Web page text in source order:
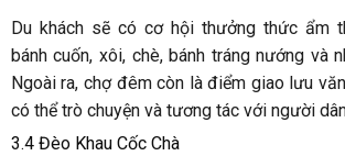
Du khách sẽ có cơ hội thưởng thức ẩm
bánh cuốn, xôi, chè, bánh tráng nướng và
Ngoài ra, chợ đêm còn là điểm giao lưu
có thể trò chuyện và tương tác với người
3.4 Đèo Khau Cốc Chà